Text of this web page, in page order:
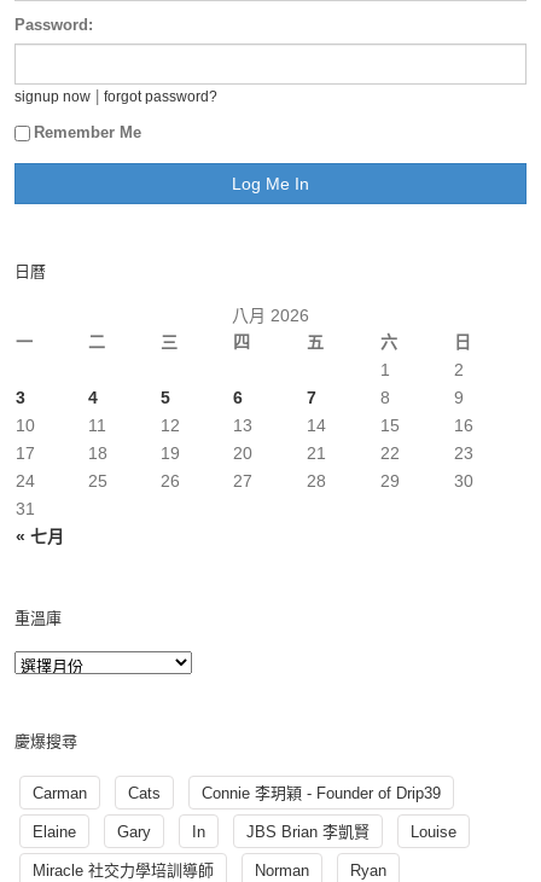
Password:
signup now forgot password?
Remember Me
日曆
八月 2026
一
二 三 四 五 六 日
« 七月
1
2
3
4 5 6 7 8
9
10
11 12 13 14 15
16
17
18 19 20 21 22
23
24
25 26 27 28 29
30
31
重溫庫
慶爆搜尋
Carman Cats Connie 李玥穎 - Founder of Drip39
Elaine Gary In JBS Brian 李凱賢 Louise
Miracle 社交力學培訓導師 Norman Ryan